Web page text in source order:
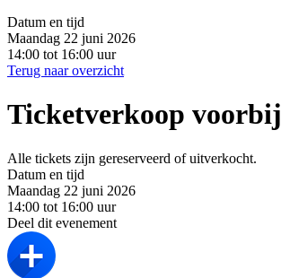
Datum en tijd
Maandag 22 juni 2026
14:00 tot 16:00 uur
Terug naar overzicht
Ticketverkoop voorbij
Alle tickets zijn gereserveerd of uitverkocht.
Datum en tijd
Maandag 22 juni 2026
14:00 tot 16:00 uur
Deel dit evenement